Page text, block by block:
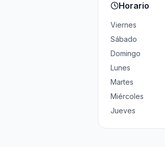
Horario
Viernes
Sábado
Domingo
Lunes
Martes
Miércoles
Jueves